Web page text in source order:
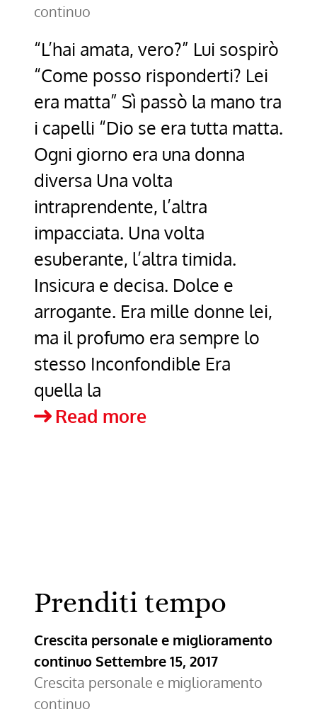
continuo
“L’hai amata, vero?” Lui sospirò
“Come posso risponderti? Lei
era matta” Sì passò la mano tra
i capelli “Dio se era tutta matta.
Ogni giorno era una donna
diversa Una volta
intraprendente, l’altra
impacciata. Una volta
esuberante, l’altra timida.
Insicura e decisa. Dolce e
arrogante. Era mille donne lei,
ma il profumo era sempre lo
stesso Inconfondible Era
quella la
Read more“L’hai
Prenditi tempo
Crescita personale e miglioramento
continuo Settembre 15, 2017
Crescita personale e miglioramento
continuo